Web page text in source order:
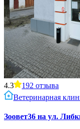
4.3 192 отзыва
Ветеринарная
Зоовет36 на ул.